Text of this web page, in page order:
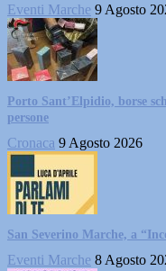
Eventi Marche 9 Agosto
Porto Sant’Elpidio, borse
persone
Cronaca 9 Agosto 2026
San Severino Marche, a
Eventi Marche 8 Agosto